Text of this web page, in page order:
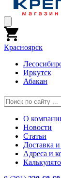
Красноярск
Иркутск
Абакан
О
Новости
Статьи
Доставка
Адреса и